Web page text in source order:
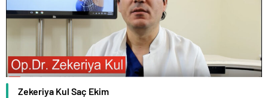
Zekeriya Kul Saç Ekim